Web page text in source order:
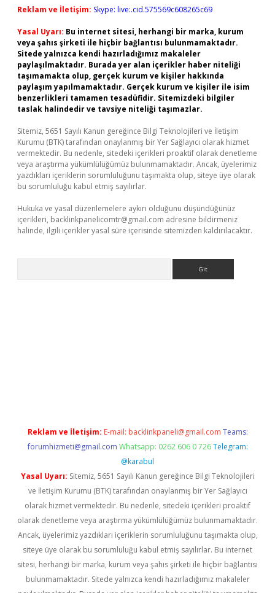
Reklam ve İletişim: Skype: live:.cid.575569c608265c69
Yasal Uyarı: Bu internet sitesi, herhangi bir marka, kurum
veya şahıs şirketi ile hiçbir bağlantısı bulunmamaktadır.
Sitede yalnızca kendi hazırladığımız makaleler
paylaşılmaktadır. Burada yer alan içerikler haber niteliği
taşımamakta olup, gerçek kurum ve kişiler hakkında
paylaşım yapılmamaktadır. Gerçek kurum ve kişiler ile isim
benzerlikleri tamamen tesadüfidir. Sitemizdeki bilgiler
taslak halindedir ve tavsiye niteliği taşımazlar.
Sitemiz, 5651 Sayılı Kanun gereğince Bilgi Teknolojileri ve İletişim
Kurumu (BTK) tarafından onaylanmış bir Yer Sağlayıcı olarak hizmet
vermektedir. Bu nedenle, sitedeki içerikleri proaktif olarak denetleme
veya araştırma yükümlülüğümüz bulunmamaktadır. Ancak, üyelerimiz
yazdıkları içeriklerin sorumluluğunu taşımakta olup, siteye üye olarak
bu sorumluluğu kabul etmiş sayılırlar.
Hukuka ve yasal düzenlemelere aykırı olduğunu düşündüğünüz
içerikleri, backlinkpanelicomtr@gmail.com adresine bildirmeniz
halinde, ilgili içerikler yasal süre içerisinde sitemizden kaldırılacaktır.
Reklam ve İletişim: E-mail: backlinkpaneli@gmail.com Teams:
forumhizmeti@gmail.com Whatsapp: 0262 606 0 726 Telegram:
@karabul
Yasal Uyarı: Sitemiz, 5651 Sayılı Kanun gereğince Bilgi Teknolojileri
ve İletişim Kurumu (BTK) tarafından onaylanmış bir Yer Sağlayıcı
olarak hizmet vermektedir. Bu nedenle, sitedeki içerikleri proaktif
olarak denetleme veya araştırma yükümlülüğümüz bulunmamaktadır.
Ancak, üyelerimiz yazdıkları içeriklerin sorumluluğunu taşımakta olup,
siteye üye olarak bu sorumluluğu kabul etmiş sayılırlar. Bu internet
sitesi, herhangi bir marka, kurum veya şahıs şirketi ile hiçbir bağlantısı
bulunmamaktadır. Sitede yalnızca kendi hazırladığımız makaleler